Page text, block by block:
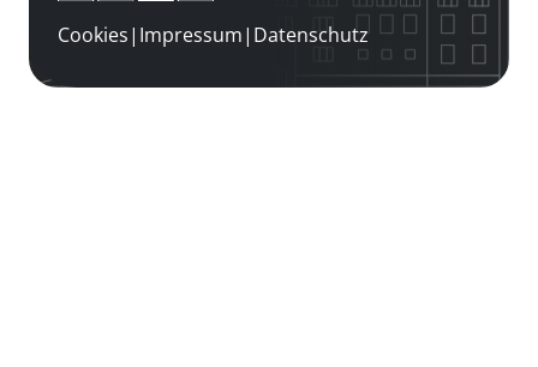
Cookies| Impressum| Datenschutz